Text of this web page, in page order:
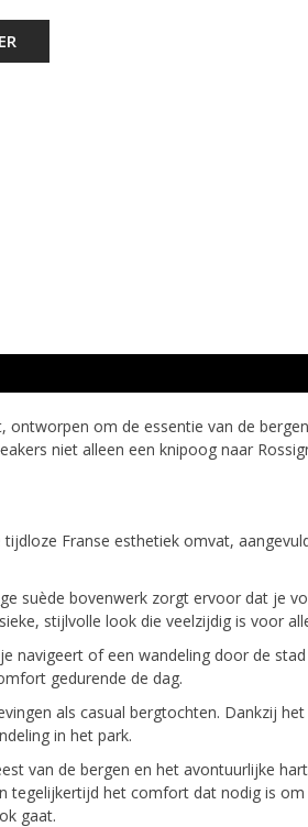
om de essentie van de
niet alleen een knipoog naar
Franse esthetiek omvat,
suède bovenwerk zorgt ervoor dat je
stijlvolle look die veelzijdig is voor
navigeert of een wandeling door de
gedurende de dag.
als casual bergtochten. Dankzij
in het park.
van de bergen en het avontuurlijke
tegelijkertijd het comfort dat nodig is
gaat.